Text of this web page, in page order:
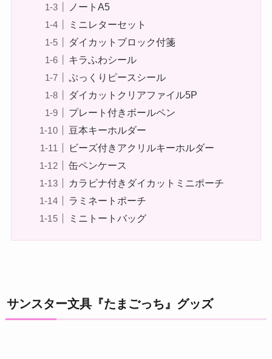
ノートA5
ミニレターセット
ダイカットブロック付箋
キラふわシール
ぷっくりピースシール
ダイカットクリアファイル5P
プレート付きボールペン
豆本キーホルダー
ビーズ付きアクリルキーホルダー
缶ペンケース
カラビナ付きダイカットミニポーチ
ラミネートポーチ
ミニトートバッグ
サンスター文具『たまごっち』グッズ